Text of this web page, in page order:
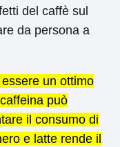
del caffè sul
da persona a
un ottimo
può
il consumo di
e latte rende il